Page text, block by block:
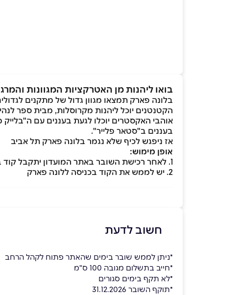
בואו ליהנות מן האטרקציות המגוונות
בלונה פארק תמצאו מגוון גדול של מתקנים
הקטנטנים יוכל ליהנות מקרוסלות, מבית ספר
בעננים ב"סטאר פלייר".
אז ניפגש לכיף שלא נגמר בלונה פארק תל אביב
אופן מימוש:
1. לאחר רכישת השובר באתר המועדון יתקבל קוד ב- SMS
2. יש לממש את הקוד בכניסה ללונה פארק
חשוב לדעת
*ניתן לממש שובר בימים שהאתר פתוח לקהל הרחב
*חייב בתשלום מגובה 100 ס"מ
*לא תקף בימים סגורים
*תוקף השובר 31.12.2026